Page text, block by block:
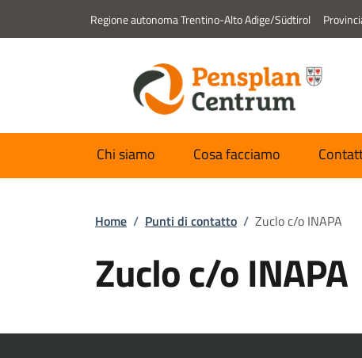
Regione autonoma Trentino-Alto Adige/Südtirol
Chi siamo Cosa facciamo
Home / Punti di contatto / Zuclo c/o INAPA
Zuclo c/o INAPA